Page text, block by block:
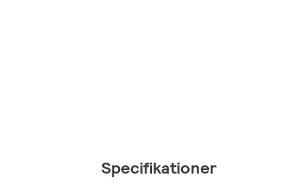
Specifikationer